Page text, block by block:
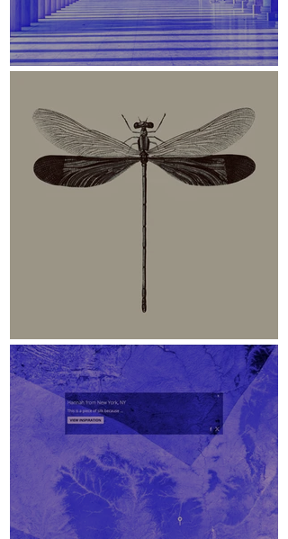
Stoa des Attalos
Libelle